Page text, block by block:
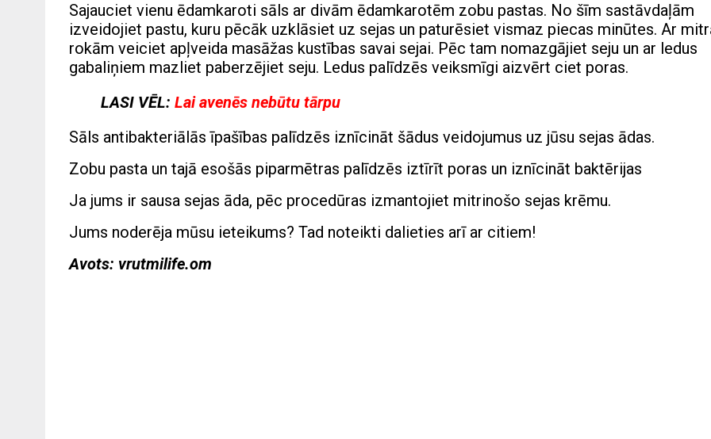
Sajauciet vienu ēdamkaroti sāls ar divām ēdamkarotēm zobu pastas. No šīm sastāvdaļām
izveidojiet pastu, kuru pēcāk uzklāsiet uz sejas un paturēsiet vismaz piecas minūtes. Ar
rokām veiciet apļveida masāžas kustības savai sejai. Pēc tam nomazgājiet seju un ar ledus
gabaliņiem mazliet paberzējiet seju. Ledus palīdzēs veiksmīgi aizvērt ciet poras.
LASI VĒL: Lai avenēs nebūtu tārpu
Sāls antibakteriālās īpašības palīdzēs iznīcināt šādus veidojumus uz jūsu sejas ādas.
Zobu pasta un tajā esošās piparmētras palīdzēs iztīrīt poras un iznīcināt baktērijas
Ja jums ir sausa sejas āda, pēc procedūras izmantojiet mitrinošo sejas krēmu.
Jums noderēja mūsu ieteikums? Tad noteikti dalieties arī ar citiem!
Avots: vrutmilife.om